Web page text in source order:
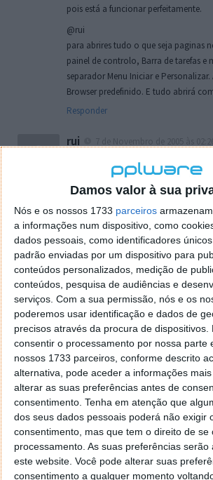
Damos valor à sua
Nós e os nossos 1733 parceiros
a informações num dispositivo, como
dados pessoais, como identificadores
padrão enviadas por um dispositivo para
conteúdos personalizados, medição de
conteúdos, pesquisa de audiências e
serviços. Com a sua permissão, nós e os
poderemos usar identificação e dados de
precisos através da procura de dispositivos.
consentir o processamento por nossa parte
nossos 1733 parceiros, conforme descrito
alternativa, pode aceder a informações
alterar as suas preferências antes de
consentimento. Tenha em atenção que
dos seus dados pessoais poderá não exigir
consentimento, mas que tem o direito de se
processamento. As suas preferências serão
este website. Você pode alterar suas
consentimento a qualquer momento
pois está a funcionar perfeitamente.
@rui
para abrires tudo o que seja paginas
painel de controlo, Barra de tarefas e
separador Menu Iniciar e Personalizar.
Browser predefinido. E tudo abrirá
Responder
rui
localizaçao referida n se encontra la
o firefox como browser predefenido
tentei apagar o explorer na tentativa
firefox mas em vao. Kaso te lembres
agradecido, caso contrario obrigado
Responder
Vítor M.
7 de Novembro de 2005
@Reporter
Desculpa mas o link funciona. Seja
o MSn Messenger 8.
Responder
Vítor M.
@Rui
Tens de encontrar o que te falei. Faz
janela iniciar e no topo dessa janela
rato faz propriedades. Depois no
clica no botão ‘Personalizar’ aí